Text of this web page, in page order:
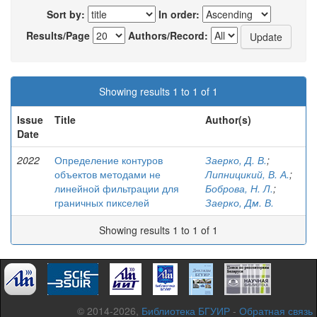
Sort by:
In order:
Results/Page
Authors/Record:
Showing results 1 to 1 of 1
Issue
Date
Title Author(s)
2022
Определение контуров
объектов методами не
линейной фильтрации для
граничных пикселей
Заерко, Д. В.;
Липницикий, В. А.;
Боброва, Н. Л.;
Заерко, Дм. В.
Showing results 1 to 1 of 1
© 2014-2026, Библиотека БГУИР - Обратная связь